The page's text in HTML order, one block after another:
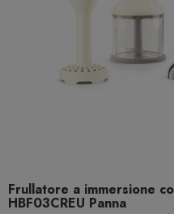
Frullatore a immersione
HBF03CREU Panna